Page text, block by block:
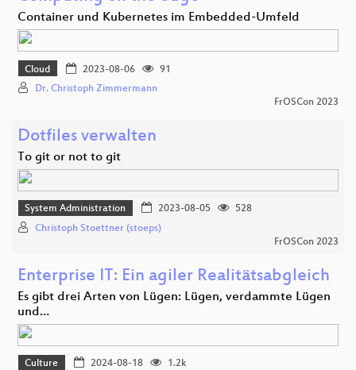
Container und Kubernetes im Embedded-Umfeld
Cloud 2023-08-06
91
Dr. Christoph Zimmermann
FrOSCon 2023
Dotfiles verwalten
To git or not to git
System Administration 2023-08-05
528
Christoph Stoettner (stoeps)
FrOSCon 2023
Enterprise IT: Ein agiler Realitätsabgleich
Es gibt drei Arten von Lügen: Lügen, verdammte Lügen
und…
Culture 2024-08-18
1.2k